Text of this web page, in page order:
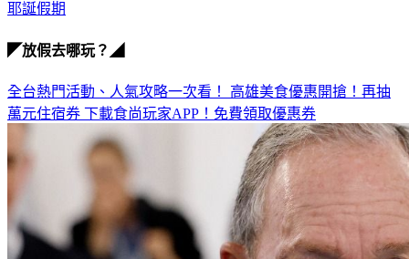
耶誕假期
◤放假去哪玩？◢
全台熱門活動、人氣攻略一次看！ 高雄美食優惠開搶！再抽
萬元住宿券 下載食尚玩家APP！免費領取優惠券